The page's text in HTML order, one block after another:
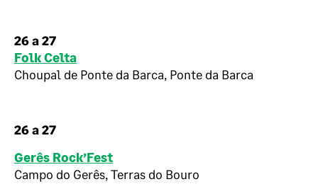
26 a 27
Folk Celta
Choupal de Ponte da Barca, Ponte da Barca
26 a 27
Gerês Rock’Fest
Campo do Gerês, Terras do Bouro